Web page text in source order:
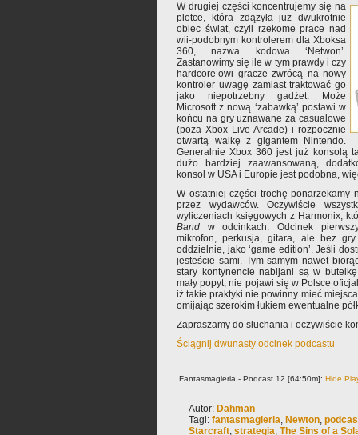
W drugiej części koncentrujemy się na
plotce, która zdążyła już dwukrotnie
obiec świat, czyli rzekome prace nad
wii-podobnym kontrolerem dla Xboksa
360, nazwa kodowa ‘Netwon’.
Zastanowimy się ile w tym prawdy i czy
hardcore’owi gracze zwrócą na nowy
kontroler uwagę zamiast traktować go
jako niepotrzebny gadżet. Może
Microsoft z nową ‘zabawką’ postawi w
końcu na gry uznawane za casualowe
(poza Xbox Live Arcade) i rozpocznie
otwartą walkę z gigantem Nintendo.
Generalnie Xbox 360 jest już konsolą
dużo bardziej zaawansowaną,
konsol w USA i Europie jest podobna,
W ostatniej części trochę ponarzekamy
przez wydawców. Oczywiście
wyliczeniach księgowych z Harmonix,
Band w odcinkach. Odcinek
mikrofon, perkusja, gitara, ale bez
oddzielnie, jako ‘game edition’. Jeśli
jesteście sami. Tym samym nawet
stary kontynencie nabijani są w
mały popyt, nie pojawi się w Polsce
iż takie praktyki nie powinny mieć
omijając szerokim łukiem ewentualne
Zapraszamy do słuchania i oczywiście
Ściągnij dwunasty odcinek podcastu
Fantasmagieria - Podcast 12 [64:50m]: Hide
Autor: Dahman
Tagi: fantasmagieria, Newton,
Starcraft, strategia, The Sins of a